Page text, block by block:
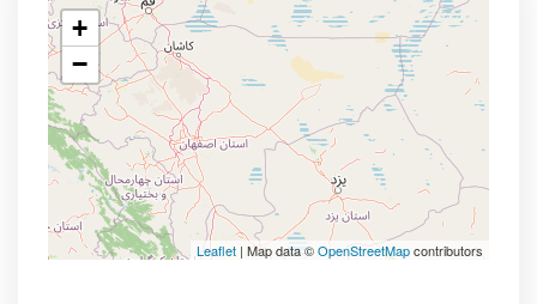
+
−
Leaflet | Map data ©OpenStreetMapcontributors